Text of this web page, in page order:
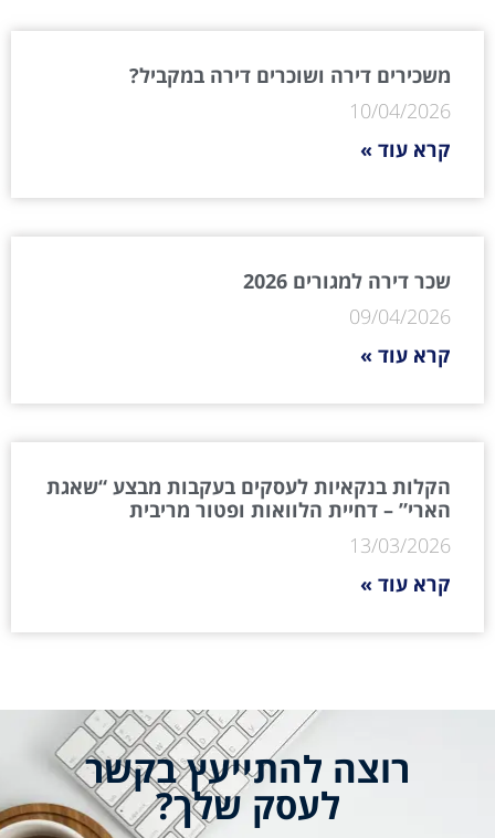
משכירים דירה ושוכרים דירה במקביל?
10/04/2026
קרא עוד »
שכר דירה למגורים 2026
09/04/2026
קרא עוד »
הקלות בנקאיות לעסקים בעקבות מבצע “שאגת
הארי” – דחיית הלוואות ופטור מריבית
13/03/2026
קרא עוד »
רוצה להתייעץ בקשר
לעסק שלך?